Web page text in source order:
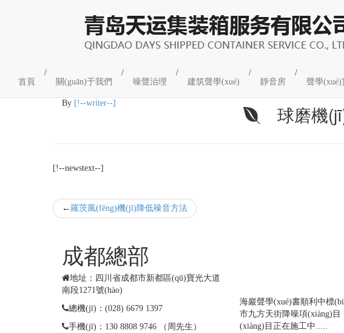
首頁
/
關(guān)于我們
/
噪聲治理
/
建筑聲學(xué)
/
靜音房
/
聲學(xué)
企業(yè)新聞
By [!--writer--] 球磨機
[!--newstext--]
羅茨風(fēng)機(jī)降低噪音方法
成都總部
地址：四川省成都市新都區(qū)寶光大道
南段1271號(hào)
總機(jī)：(028) 6679 1397
手機(jī)：130 8808 9746 （周先生）
海巖聲學(xué)書順利中標
市九方天街降噪項(xiàng)目
(xiàng)目正在施工中.....